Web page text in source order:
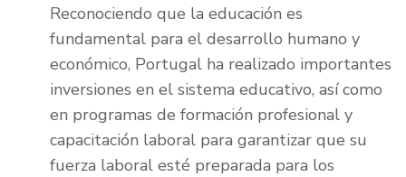
Reconociendo que la educación es
fundamental para el desarrollo humano y
económico, Portugal ha realizado importantes
inversiones en el sistema educativo, así como
en programas de formación profesional y
capacitación laboral para garantizar que su
fuerza laboral esté preparada para los